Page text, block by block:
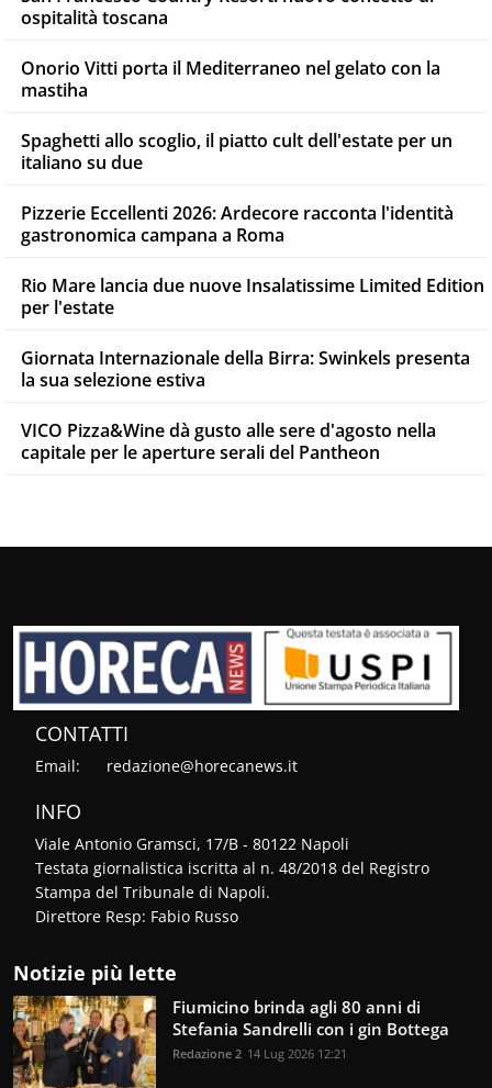
ospitalità toscana
Onorio Vitti porta il Mediterraneo nel gelato con la
mastiha
Spaghetti allo scoglio, il piatto cult dell'estate per un
italiano su due
Pizzerie Eccellenti 2026: Ardecore racconta l'identità
gastronomica campana a Roma
Rio Mare lancia due nuove Insalatissime Limited Edition
per l'estate
Giornata Internazionale della Birra: Swinkels presenta
la sua selezione estiva
VICO Pizza&Wine dà gusto alle sere d'agosto nella
capitale per le aperture serali del Pantheon
CONTATTI
Email: redazione@horecanews.it
INFO
Viale Antonio Gramsci, 17/B - 80122 Napoli
Testata giornalistica iscritta al n. 48/2018 del Registro
Stampa del Tribunale di Napoli.
Direttore Resp: Fabio Russo
Notizie più lette
Fiumicino brinda agli 80 anni di
Stefania Sandrelli con i gin Bottega
Redazione 2 14 Lug 2026 12:21